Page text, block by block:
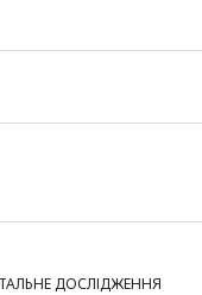
ДОСЛІДЖЕННЯ